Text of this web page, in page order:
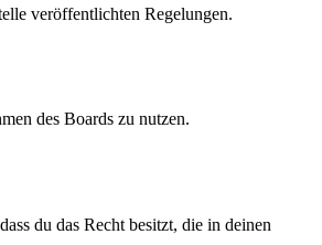
veröffentlichten Regelungen.
des Boards zu nutzen.
du das Recht besitzt, die in deinen